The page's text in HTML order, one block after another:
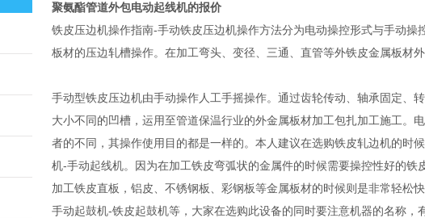
聚氨酯管道外包电动起线机的报价
铁皮压边机操作指南-手动铁皮压边机操作方法分为电动操控形式与手动
板材的压边轧槽操作。在加工弯头、变径、三通、直管等外铁皮金属板材
手动型铁皮压边机由手动操作人工手摇操作。通过齿轮传动、轴承固定、
大小不同的凹槽，运用至管道保温行业的外金属板材加工包扎加工施工。
者的不同，其操作使用目的都是一样的。本人建议在选购铁皮轧边机的时
机-手动起线机。因为在加工铁皮弯弧状的金属件的时候需要操控性好的
加工铁皮直板，铝皮、不锈钢板、彩钢板等金属板材的时候则是非常轻松
手动起鼓机-铁皮起鼓机等，大家在选购此设备的同时要注意机器的名称，